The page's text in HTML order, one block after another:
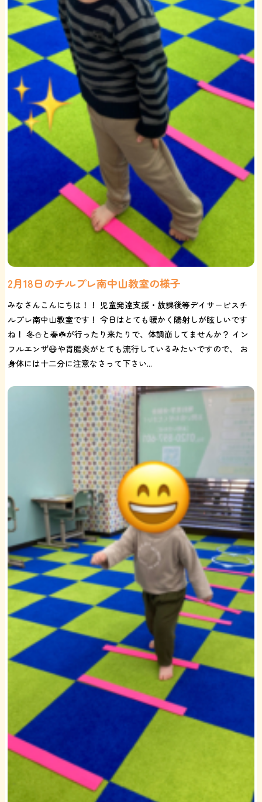
2月18日のチルプレ南中山教室の様子
みなさんこんにちは！！ 児童発達支援・放課後等デイサービスチ
ルプレ南中山教室です！ 今日はとても暖かく陽射しが眩しいです
ね！ 冬⛄と春☘️が行ったり来たりで、体調崩してませんか？ イン
フルエンザ😷や胃腸炎がとても流行しているみたいですので、 お
身体には十二分に注意なさって下さい...